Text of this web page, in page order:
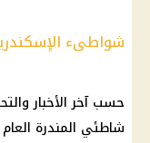
شواطىء
حسب آخر الأخبار
شاطئي المندرة